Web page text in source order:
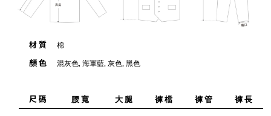
材 質 棉
顏 色 混灰色, 海軍藍, 灰色, 黑色
尺 碼 腰 寬 大 腿 褲 檔 褲 管 褲 長